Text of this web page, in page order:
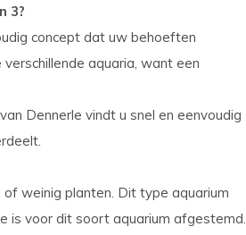
3?
concept dat uw behoeften
aquaria, want een
Dennerle vindt u snel en eenvoudig
weinig planten. Dit type aquarium
is voor dit soort aquarium afgestemd.